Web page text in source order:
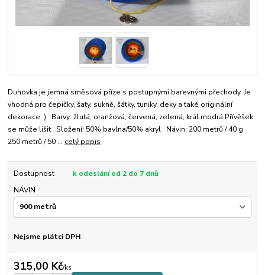
Duhovka je jemná směsová příze s postupnými barevnými přechody. Je
vhodná pro čepičky, šaty, sukně, šátky, tuniky, deky a také originální
dekorace :) Barvy: žlutá, oranžová, červená, zelená, král.modrá Přívěšek
se může lišit Složení: 50% bavlna/50% akryl Návin: 200 metrů / 40 g
250 metrů / 50 ... celý popis
Dostupnost
k odeslání od 2 do 7 dnů
NÁVIN
Nejsme plátci DPH
315,00 Kč/ks